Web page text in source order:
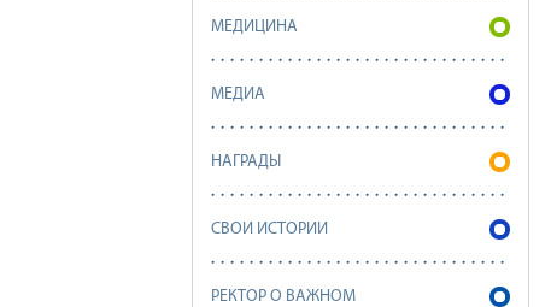
МЕДИЦИНА
МЕДИА
НАГРАДЫ
СВОИ ИСТОРИИ
РЕКТОР О ВАЖНОМ